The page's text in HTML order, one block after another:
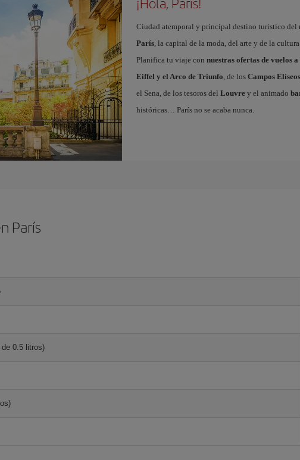
Ciudad atemporal y principal destino turístico del
París, la capital de la moda, del arte y de la
Planifica tu viaje con nuestras ofertas de vuelos
Eiffel y el Arco de Triunfo, de los Campos Elíseos
el Sena, de los tesoros del Louvrey el animado
históricas… París no se acaba nunca.
París
0.5 litros)